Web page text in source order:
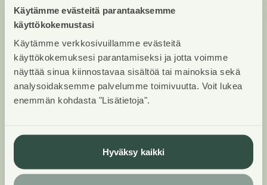
Käytämme evästeitä parantaaksemme
käyttökokemustasi
Käytämme verkkosivuillamme evästeitä
käyttökokemuksesi parantamiseksi ja jotta voimme
näyttää sinua kiinnostavaa sisältöä tai mainoksia sekä
analysoidaksemme palvelumme toimivuutta. Voit lukea
enemmän kohdasta "Lisätietoja".
Hyväksy kaikki
Huoneistot ja pohjakuvat:
Malmarintie 9, Piharakennus,
Rivitalo
Lisää hakemukselle kaikki haluamasi asuntotyypit.
Mahdollisuutesi asunnon saamiseksi paranevat, kun
voimme tarjota sinulle kaikkia valitsemasi
vapautuvat myöhemmin tästä kohteesta. Olet
automaattisesti näiden asuntotyyppien
hakuprosessissa.